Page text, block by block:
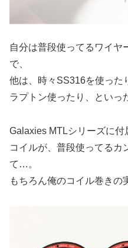
自分は普段使ってるワイヤ
で、
他は、時々SS316を使った
ラプトン使ったり、といっ
Galaxies MTLシリーズに
コイルが、普段使ってるカ
て…。
もちろん俺のコイル巻きの